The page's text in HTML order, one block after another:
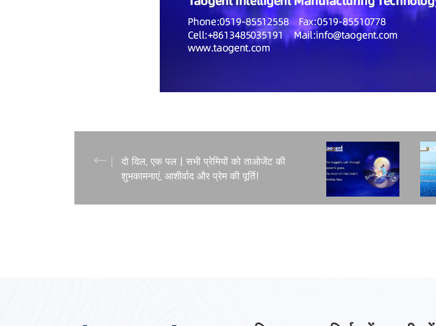
दो दिल, एक पल | सभी प्रेमियों को ताओजेंट की
शुभकामनाएं, आशीर्वाद और प्रेम की पूर्ति!